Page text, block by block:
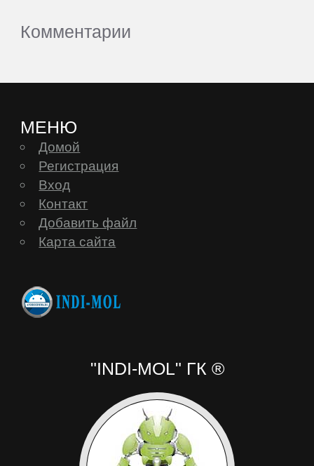
Комментарии
МЕНЮ
Домой
Регистрация
Вход
Контакт
Добавить файл
Карта сайта
"INDI-MOL" ГК ®